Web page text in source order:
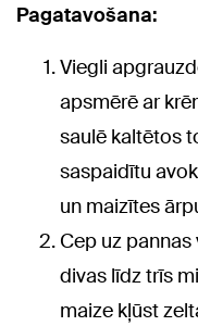
Pagatavošana:
Viegli
apsmērē ar
saulē kaltētos
saspaidītu
un maizītes
Cep uz
divas līdz trīs
maize kļūst